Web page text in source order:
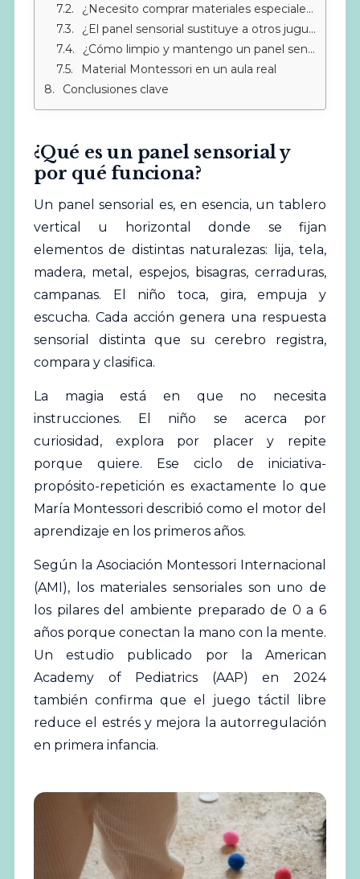
¿Necesito comprar materiales especiales para un panel sensorial?
¿El panel sensorial sustituye a otros juguetes?
¿Cómo limpio y mantengo un panel sensorial casero?
Material Montessori en un aula real
Conclusiones clave
¿Qué es un panel sensorial y
por qué funciona?
Un panel sensorial es, en esencia, un tablero
vertical u horizontal donde se fijan
elementos de distintas naturalezas: lija, tela,
madera, metal, espejos, bisagras, cerraduras,
campanas. El niño toca, gira, empuja y
escucha. Cada acción genera una respuesta
sensorial distinta que su cerebro registra,
compara y clasifica.
La magia está en que no necesita
instrucciones. El niño se acerca por
curiosidad, explora por placer y repite
porque quiere. Ese ciclo de iniciativa-
propósito-repetición es exactamente lo que
María Montessori describió como el motor del
aprendizaje en los primeros años.
Según la Asociación Montessori Internacional
(AMI ), los materiales sensoriales son uno de
los pilares del ambiente preparado de 0 a 6
años porque conectan la mano con la mente.
Un estudio publicado por la American
Academy of Pediatrics (AAP) en 2024
también confirma que el juego táctil libre
reduce el estrés y mejora la autorregulación
en primera infancia.